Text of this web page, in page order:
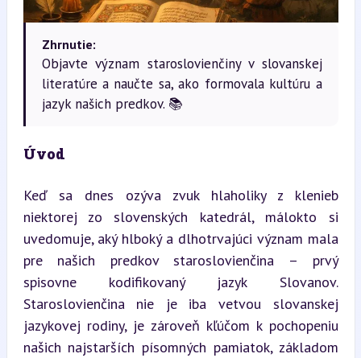
Zhrnutie:
Objavte význam staroslovienčiny v slovanskej
literatúre a naučte sa, ako formovala kultúru a
jazyk našich predkov. 📚
Úvod
Keď sa dnes ozýva zvuk hlaholiky z klenieb
niektorej zo slovenských katedrál, málokto si
uvedomuje, aký hlboký a dlhotrvajúci význam mala
pre našich predkov staroslovienčina – prvý
spisovne kodifikovaný jazyk Slovanov.
Staroslovienčina nie je iba vetvou slovanskej
jazykovej rodiny, je zároveň kľúčom k pochopeniu
našich najstarších písomných pamiatok, základom